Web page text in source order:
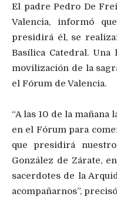
El padre Pedro De
Valencia, informó
presidirá él, se
Basílica Catedral.
movilización de la
el Fórum de Valencia.
“A las 10 de la
en el Fórum para
que presidirá
González de Zárate,
sacerdotes de la
acompañarnos”,